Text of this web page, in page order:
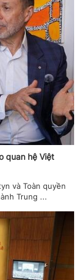
quan hệ Việt
và Toàn quyền
Trung ...